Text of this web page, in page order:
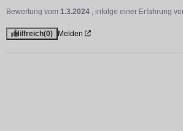
Bewertung vom 1.3.2024 , infolge einer Erfahrung
Hilfreich(0) Melden